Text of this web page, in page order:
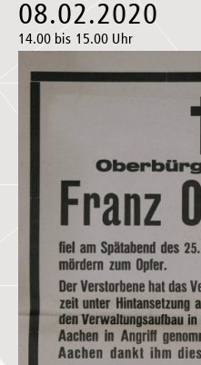
08.02.2020
14.00 bis 15.00 Uhr